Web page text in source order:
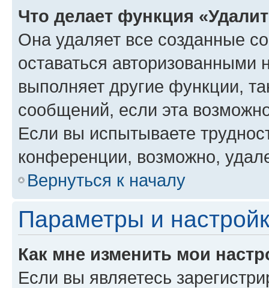
Что делает функция
Она удаляет все созданные
оставаться авторизованными
выполняет другие функции,
сообщений, если эта
Если вы испытываете
конференции, возможно,
Вернуться к началу
Параметры и
Как мне изменить мои
Если вы являетесь